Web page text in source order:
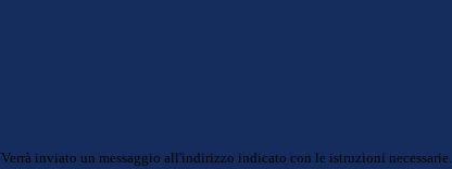
Verrà inviato un messaggio all'indirizzo indicato con le istruzioni necessarie.